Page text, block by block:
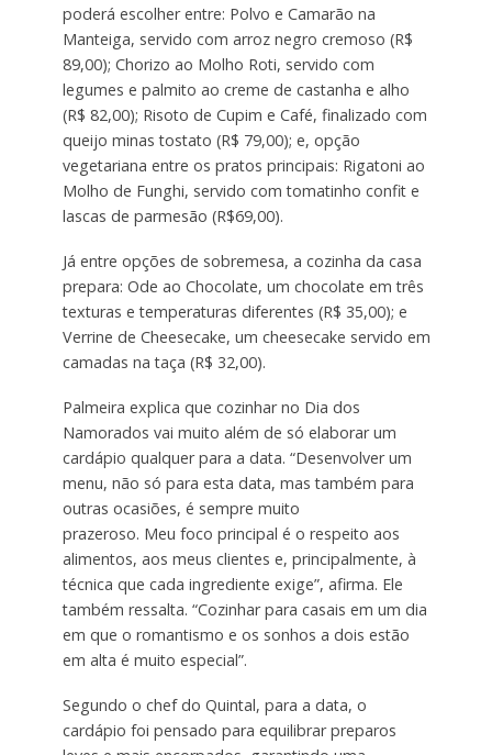
poderá escolher entre: Polvo e Camarão na
Manteiga, servido com arroz negro cremoso (R$
89,00); Chorizo ao Molho Roti, servido com
legumes e palmito ao creme de castanha e alho
(R$ 82,00); Risoto de Cupim e Café, finalizado com
queijo minas tostato (R$ 79,00); e, opção
vegetariana entre os pratos principais: Rigatoni ao
Molho de Funghi, servido com tomatinho confit e
lascas de parmesão (R$69,00).
Já entre opções de sobremesa, a cozinha da casa
prepara: Ode ao Chocolate, um chocolate em três
texturas e temperaturas diferentes (R$ 35,00); e
Verrine de Cheesecake, um cheesecake servido em
camadas na taça (R$ 32,00).
Palmeira explica que cozinhar no Dia dos
Namorados vai muito além de só elaborar um
cardápio qualquer para a data. “Desenvolver um
menu, não só para esta data, mas também para
outras ocasiões, é sempre muito
prazeroso. Meu foco principal é o respeito aos
alimentos, aos meus clientes e, principalmente, à
técnica que cada ingrediente exige”, afirma. Ele
também ressalta. “Cozinhar para casais em um dia
em que o romantismo e os sonhos a dois estão
em alta é muito especial”.
Segundo o chef do Quintal, para a data, o
cardápio foi pensado para equilibrar preparos